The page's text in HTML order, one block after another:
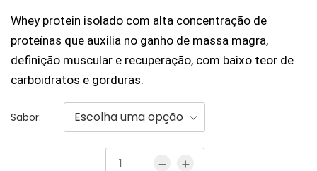
Whey protein isolado com alta concentração de
proteínas que auxilia no ganho de massa magra,
definição muscular e recuperação, com baixo teor de
carboidratos e gorduras.
Sabor: